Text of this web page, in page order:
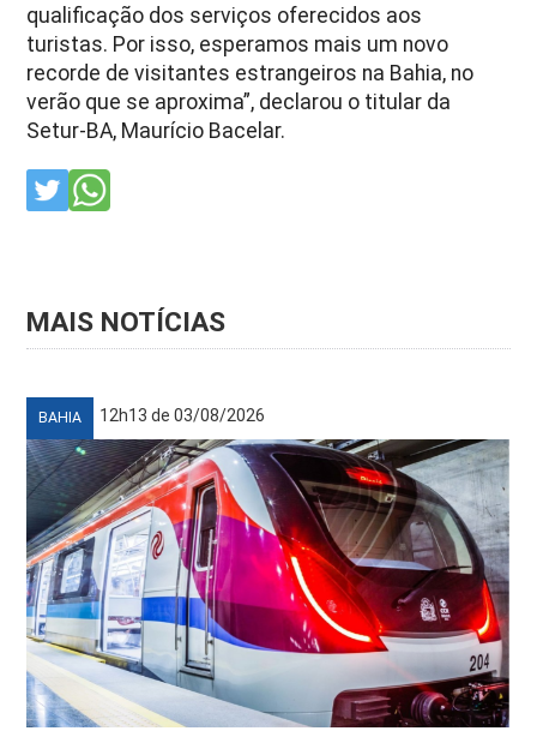
qualificação dos serviços oferecidos aos
turistas. Por isso, esperamos mais um novo
recorde de visitantes estrangeiros na Bahia, no
verão que se aproxima”, declarou o titular da
Setur-BA, Maurício Bacelar.
MAIS NOTÍCIAS
BAHIA 12h13 de 03/08/2026